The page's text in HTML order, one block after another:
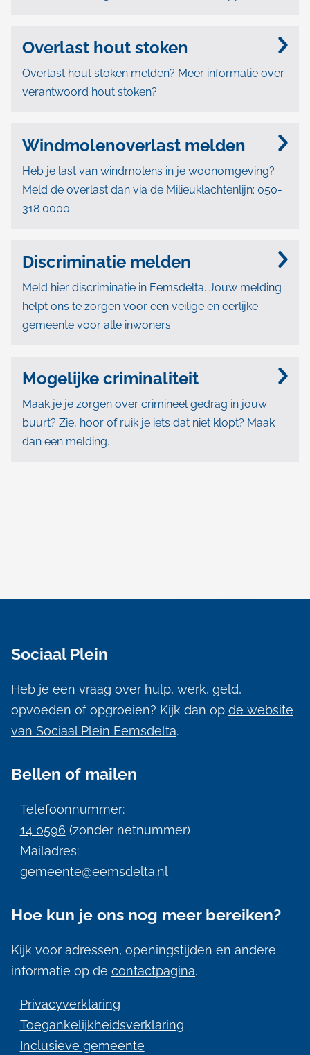
Overlast hout stoken
Overlast hout stoken melden? Meer informatie over
verantwoord hout stoken?
Windmolenoverlast melden
Heb je last van windmolens in je woonomgeving?
Meld de overlast dan via de Milieuklachtenlijn: 050-
318 0000.
Discriminatie melden
Meld hier discriminatie in Eemsdelta. Jouw melding
helpt ons te zorgen voor een veilige en eerlijke
gemeente voor alle inwoners.
Mogelijke criminaliteit
Maak je je zorgen over crimineel gedrag in jouw
buurt? Zie, hoor of ruik je iets dat niet klopt? Maak
dan een melding.
g
m
m
Sociaal Plein
Heb je een vraag over hulp, werk, geld,
opvoeden of opgroeien? Kijk dan op de website
van Sociaal Plein Eemsdelta.
Bellen of mailen
Telefoonnummer:
14 0596 (zonder netnummer)
Mailadres:
gemeente@eemsdelta.nl
Hoe kun je ons nog meer bereiken?
Kijk voor adressen, openingstijden en andere
informatie op de contactpagina.
Privacyverklaring
Toegankelijkheidsverklaring
Inclusieve gemeente